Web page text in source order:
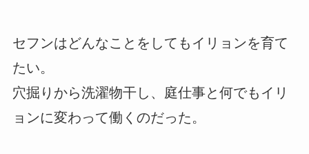
セフンはどんなことをしてもイリョンを育て
たい。
穴掘りから洗濯物干し、庭仕事と何でもイリ
ョンに変わって働くのだった。